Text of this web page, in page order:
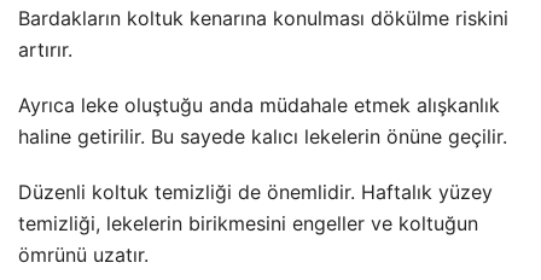
Bardakların koltuk kenarına konulması dökülme riskini
artırır.
Ayrıca leke oluştuğu anda müdahale etmek alışkanlık
haline getirilir. Bu sayede kalıcı lekelerin önüne geçilir.
Düzenli koltuk temizliği de önemlidir. Haftalık yüzey
temizliği, lekelerin birikmesini engeller ve koltuğun
ömrünü uzatır.